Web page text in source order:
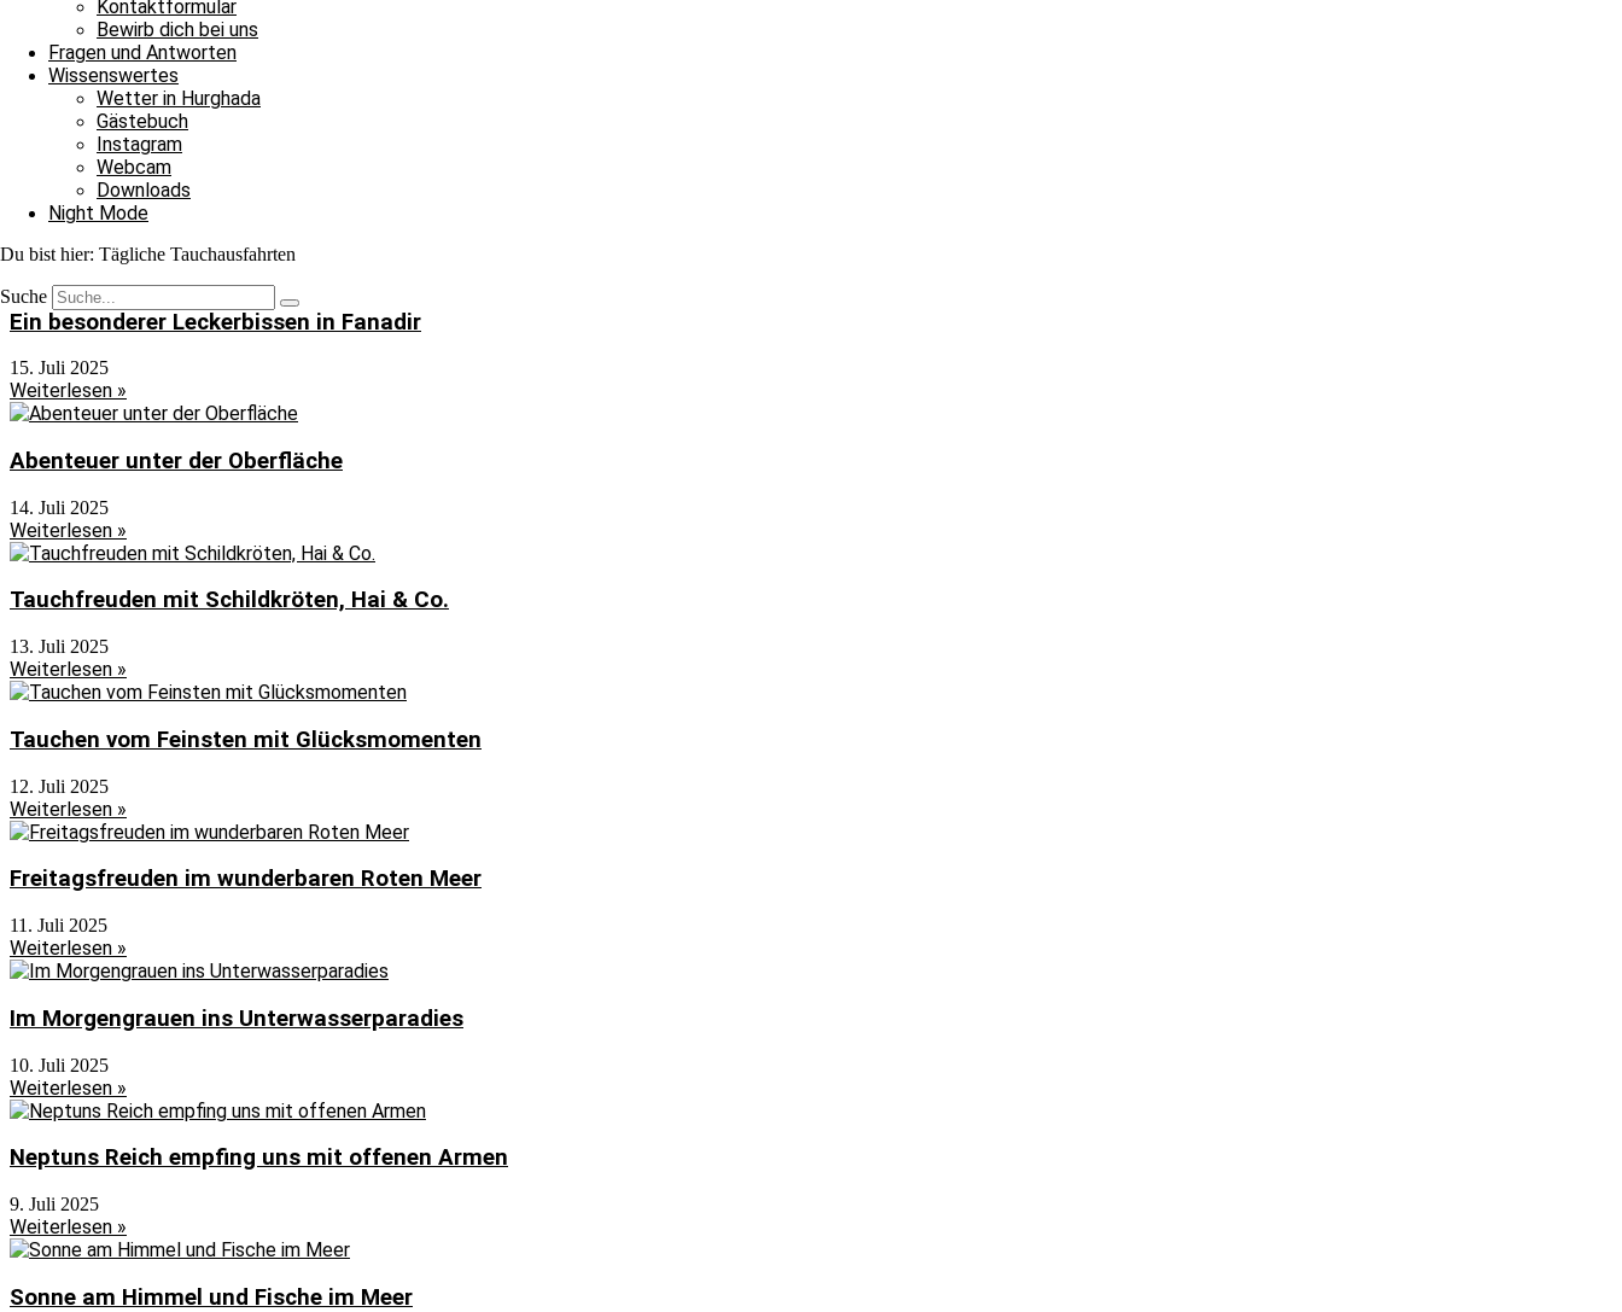
Kontaktformular
Bewirb dich bei uns
Fragen und Antworten
Wissenswertes
Wetter in Hurghada
Gästebuch
Instagram
Webcam
Downloads
Night Mode
Du bist hier: Tägliche Tauchausfahrten
Suche
Perfektes Buddysystem im Blauwasser
17. Juli 2025
Weiterlesen »
Auf nach Abu Nuhas und eine Tanzeinlage
16. Juli 2025
Weiterlesen »
Ein besonderer Leckerbissen in Fanadir
15. Juli 2025
Weiterlesen »
Abenteuer unter der Oberfläche
14. Juli 2025
Weiterlesen »
Tauchfreuden mit Schildkröten, Hai & Co.
13. Juli 2025
Weiterlesen »
Tauchen vom Feinsten mit Glücksmomenten
12. Juli 2025
Weiterlesen »
Freitagsfreuden im wunderbaren Roten Meer
11. Juli 2025
Weiterlesen »
Im Morgengrauen ins Unterwasserparadies
10. Juli 2025
Weiterlesen »
Neptuns Reich empfing uns mit offenen Armen
9. Juli 2025
Weiterlesen »
Sonne am Himmel und Fische im Meer